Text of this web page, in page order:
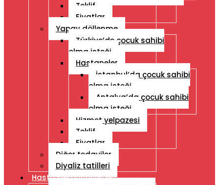
Teklif
Fiyatlar
Yapay döllenme
Türkiye’de çocuk sahibi
olma isteği
Hastaneler
İstanbul’da çocuk sahibi
olma isteği
Antalya’da çocuk sahibi
olma isteği
Hizmet yelpazesi
Teklif
Fiyatlar
Diğer tedaviler
Diyaliz tatilleri
Hasta Memnuniyetleri